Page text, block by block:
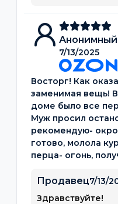
Анонимный
7/13/2025
Восторг! Как
заменимая вещь!
доме было все
Муж просил
рекомендую-
готово, молола
перца- огонь,
Продавец7/13/
Здравствуйте!